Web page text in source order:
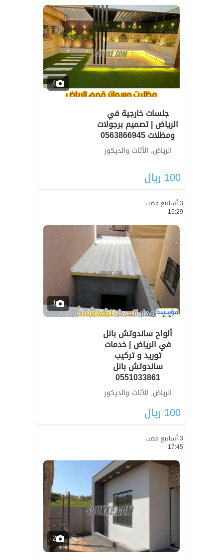
4
جلسات خارجية في
الرياض | تصميم برجولات
ومظلات 0563866945
الرياض, الأثاث والديكور
100 ريال
3 أسابيع مضت
15:29
1
ألواح ساندوتش بانل
في الرياض | خدمات
توريد و تركيب
ساندوتش بانل
0551033861
الرياض, الأثاث والديكور
100 ريال
3 أسابيع مضت
17:45
2